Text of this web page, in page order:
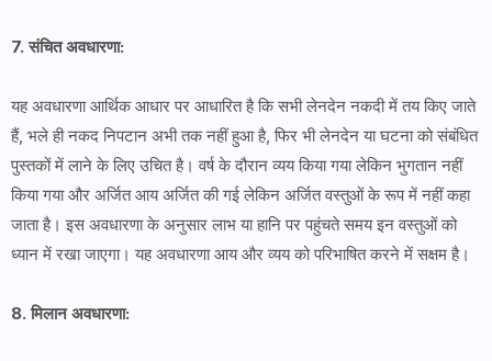
7. संचित अवधारणा:
यह अवधारणा आर्थिक आधार पर आधारित है कि सभी लेनदेन नकदी में तय किए जाते
हैं, भले ही नकद निपटान अभी तक नहीं हुआ है, फिर भी लेनदेन या घटना को संबंधित
पुस्तकों में लाने के लिए उचित है। वर्ष के दौरान व्यय किया गया लेकिन भुगतान नहीं
किया गया और अर्जित आय अर्जित की गई लेकिन अर्जित वस्तुओं के रूप में नहीं कहा
जाता है। इस अवधारणा के अनुसार लाभ या हानि पर पहुंचते समय इन वस्तुओं को
ध्यान में रखा जाएगा। यह अवधारणा आय और व्यय को परिभाषित करने में सक्षम है।
8. मिलान अवधारणा: